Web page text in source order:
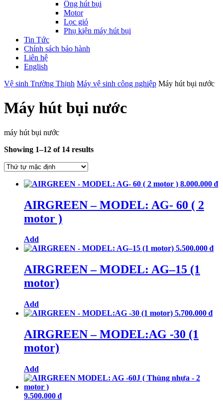
Ống hút bụi
Motor
Lọc gió
Phụ kiện máy hút bụi
Tin Tức
Chính sách bảo hành
Liên hệ
English
Vệ sinh Trường Thịnh Máy vệ sinh công nghiệp Máy hút bụi nước
Máy hút bụi nước
máy hút bụi nước
Showing 1–12 of 14 results
8.000.000 ₫
AIRGREEN – MODEL: AG- 60 ( 2
motor )
Add
5.500.000 ₫
AIRGREEN – MODEL: AG–15 (1
motor)
Add
5.700.000 ₫
AIRGREEN – MODEL:AG -30 (1
motor)
Add
9.500.000 ₫